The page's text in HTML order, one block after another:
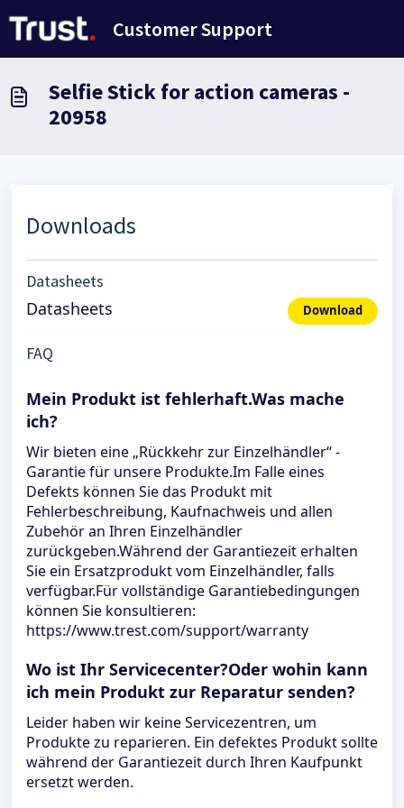
Customer Support
Selfie Stick for action cameras -
20958
Downloads
Datasheets
Datasheets Download
FAQ
Mein Produkt ist fehlerhaft.Was mache
ich?
Wir bieten eine „Rückkehr zur Einzelhändler“ -
Garantie für unsere Produkte.Im Falle eines
Defekts können Sie das Produkt mit
Fehlerbeschreibung, Kaufnachweis und allen
Zubehör an Ihren Einzelhändler
zurückgeben.Während der Garantiezeit erhalten
Sie ein Ersatzprodukt vom Einzelhändler, falls
verfügbar.Für vollständige Garantiebedingungen
können Sie konsultieren:
https://www.trest.com/support/warranty
Wo ist Ihr Servicecenter?Oder wohin kann
ich mein Produkt zur Reparatur senden?
Leider haben wir keine Servicezentren, um
Produkte zu reparieren. Ein defektes Produkt sollte
während der Garantiezeit durch Ihren Kaufpunkt
ersetzt werden.